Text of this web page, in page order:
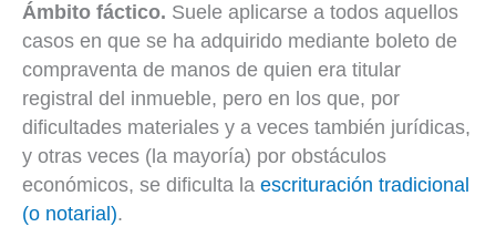
Ámbito fáctico. Suele aplicarse a todos aquellos
casos en que se ha adquirido mediante boleto de
compraventa de manos de quien era titular
registral del inmueble, pero en los que, por
dificultades materiales y a veces también jurídicas,
y otras veces (la mayoría) por obstáculos
económicos, se dificulta la escrituración tradicional
(o notarial).